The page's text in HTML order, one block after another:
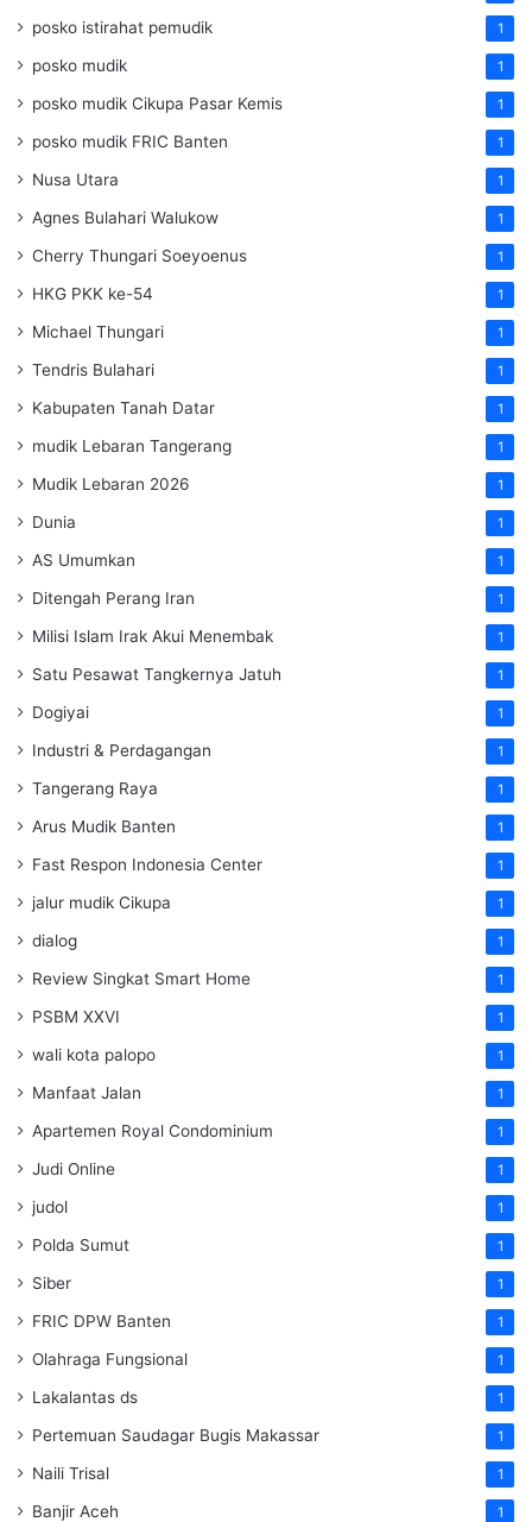
posko istirahat pemudik 1
posko mudik 1
posko mudik Cikupa Pasar Kemis 1
posko mudik FRIC Banten 1
Nusa Utara 1
Agnes Bulahari Walukow 1
Cherry Thungari Soeyoenus 1
HKG PKK ke-54 1
Michael Thungari 1
Tendris Bulahari 1
Kabupaten Tanah Datar 1
mudik Lebaran Tangerang 1
Mudik Lebaran 2026 1
Dunia 1
AS Umumkan 1
Ditengah Perang Iran 1
Milisi Islam Irak Akui Menembak 1
Satu Pesawat Tangkernya Jatuh 1
Dogiyai 1
Industri & Perdagangan 1
Tangerang Raya 1
Arus Mudik Banten 1
Fast Respon Indonesia Center 1
jalur mudik Cikupa 1
dialog 1
Review Singkat Smart Home 1
PSBM XXVI 1
wali kota palopo 1
Manfaat Jalan 1
Apartemen Royal Condominium 1
Judi Online 1
judol 1
Polda Sumut 1
Siber 1
FRIC DPW Banten 1
Olahraga Fungsional 1
Lakalantas ds 1
Pertemuan Saudagar Bugis Makassar 1
Naili Trisal 1
Banjir Aceh 1